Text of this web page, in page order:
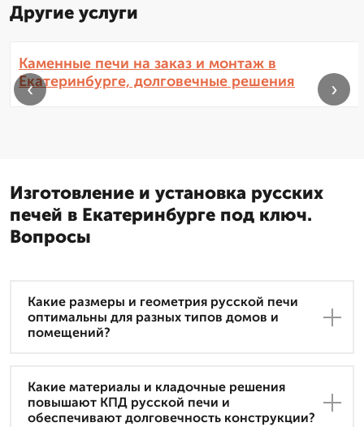
Другие услуги
Каменные печи на заказ и монтаж в
Екатеринбурге, долговечные решения
‹ ›
Изготовление и установка русских
печей в Екатеринбурге под ключ.
Вопросы
Какие размеры и геометрия русской печи
оптимальны для разных типов домов и
помещений?
Какие материалы и кладочные решения
повышают КПД русской печи и
обеспечивают долговечность конструкции?